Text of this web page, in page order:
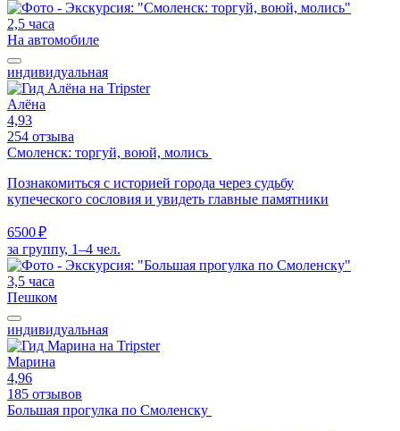
2,5 часа
На автомобиле
индивидуальная
Алёна
4,93
254 отзыва
Смоленск: торгуй, воюй, молись
Познакомиться с историей города через судьбу
купеческого сословия и увидеть главные памятники
6500 ₽
за группу, 1–4 чел.
3,5 часа
Пешком
индивидуальная
Марина
4,96
185 отзывов
Большая прогулка по Смоленску